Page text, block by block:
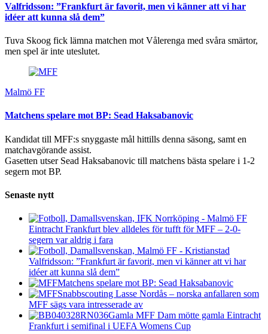
Valfridsson: ”Frankfurt är favorit, men vi känner att vi har
idéer att kunna slå dem”
Tuva Skoog fick lämna matchen mot Vålerenga med svåra smärtor,
men spel är inte uteslutet.
Malmö FF
Matchens spelare mot BP: Sead Haksabanovic
Kandidat till MFF:s snyggaste mål hittills denna säsong, samt en
matchavgörande assist.
Gasetten utser Sead Haksabanovic till matchens bästa spelare i 1-2
segern mot BP.
Senaste nytt
Eintracht Frankfurt blev alldeles för tufft för MFF – 2-0-
segern var aldrig i fara
Valfridsson: ”Frankfurt är favorit, men vi känner att vi har
idéer att kunna slå dem”
Matchens spelare mot BP: Sead Haksabanovic
Snabbscouting Lasse Nordås – norska anfallaren som
MFF sägs vara intresserade av
Gamla MFF Dam mötte gamla Eintracht
Frankfurt i semifinal i UEFA Womens Cup